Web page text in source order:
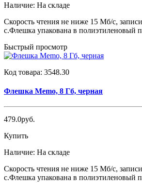
Наличие: На складе
Скорость чтения не ниже 15 Мб/с,
с.Флешка упакована в полиэтиленовый
Быстрый просмотр
Код товара: 3548.30
Флешка Memo, 8 Гб, черная
479.0руб.
Купить
Наличие: На складе
Скорость чтения не ниже 15 Мб/с,
с.Флешка упакована в полиэтиленовый